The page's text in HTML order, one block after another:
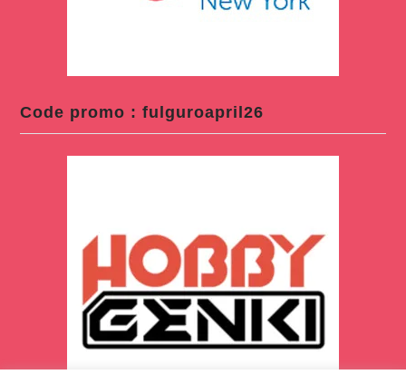
Code promo : fulguroapril26